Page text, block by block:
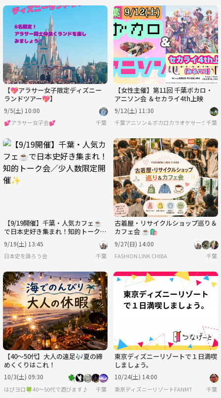
【💖アラサー女子限定ディズニー
ランドツアー💖】
9/5(土) 10:00
💕アラサー女子会💕 千葉
【女性主催】第11回 千葉ボカロ・
アニソン会 ＆セカライ4th上映
9/12(土) 11:30
千葉アニソン＆ボカロカラオケサークル
千葉
【9/19開催】千葉・人気カフェ☕️
で日本史好き集まれ！知的トーク会
／少人数限定開催✨
9/19(土) 13:45
日本史を語ろう会 千葉
古着屋・リサイクルショップ巡り＆
カフェ会 ☕🛍️
9/27(日) 14:00
FASHION LINK CHIBA 千葉
【40〜50代】大人の遠足🎶夏の締
めくくりはこれ！
10/3(土) 09:30
はぴヨロ🍀40〜50代で遊びます♪ 千葉
東京ディズニーリゾートで１日満喫
しましょう。
10/24(土) 14:00
東京ディズニーリゾートFANMT 千葉